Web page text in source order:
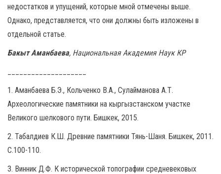
недостатков и упущений, которые мной отмечены выше.
Однако, представляется, что они должны быть изложены в
отдельной статье.
Бакыт Аманбаева, Национальная Академия Наук КР
1. Аманбаева Б.Э., Кольченко В.А., Сулайманова А.Т.
Археологические памятники на кыргызстанском участке
Великого шелкового пути. Бишкек, 2015.
2. Табалдиев К.Ш. Древние памятники Тянь-Шаня. Бишкек, 2011.
С.100-110.
3. Винник Д.Ф. К исторической топографии средневековых